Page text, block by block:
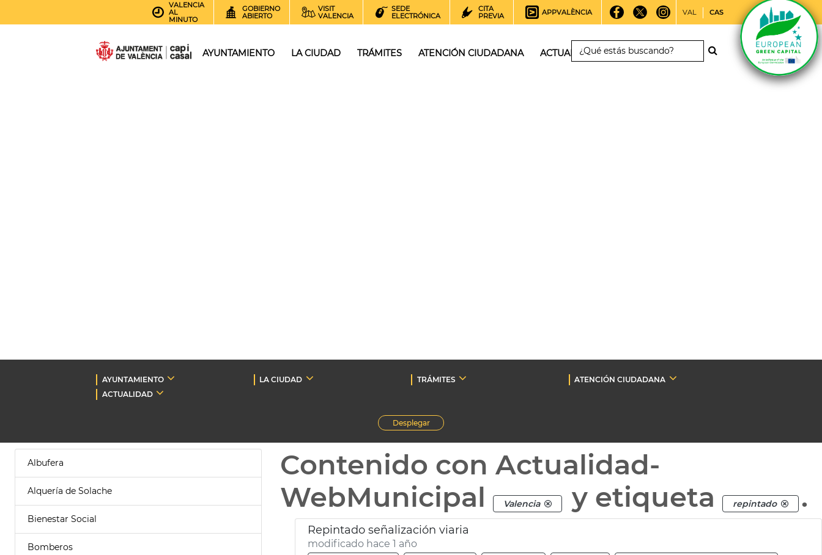
VALENCIA
AL
MINUTO
GOBIERNO
ABIERTO
VISIT
VALENCIA
SEDE
ELECTRÓNICA
CITA
PREVIA
APPVALÈNCIA VAL CAS
AYUNTAMIENTO LA CIUDAD TRÁMITES ATENCIÓN CIUDADANA ACTUALIDAD
AYUNTAMIENTO LA CIUDAD TRÁMITES
ATENCIÓN CIUDADANA
ACTUALIDAD
Desplegar
Albufera
Alquería de Solache
Bienestar Social
Bomberos
Contenido con Actualidad-
WebMunicipal
Valencia y etiqueta repintado .
Repintado señalización viaria
modificado hace 1 año